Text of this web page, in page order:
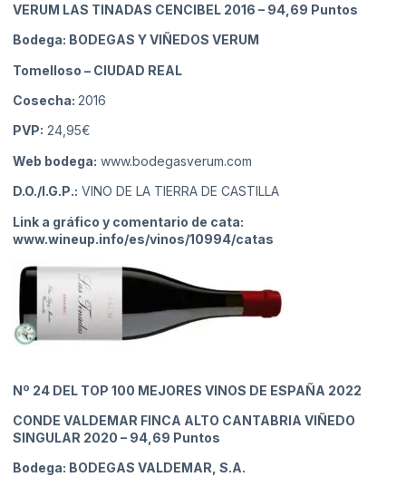
VERUM LAS TINADAS CENCIBEL 2016 – 94,69 Puntos
Bodega: BODEGAS Y VIÑEDOS VERUM
Tomelloso – CIUDAD REAL
Cosecha: 2016
PVP: 24,95€
Web bodega: www.bodegasverum.com
D.O./I.G.P.: VINO DE LA TIERRA DE CASTILLA
Link a gráfico y comentario de cata:
www.wineup.info/es/vinos/10994/catas
Nº 24 DEL TOP 100 MEJORES VINOS DE ESPAÑA 2022
CONDE VALDEMAR FINCA ALTO CANTABRIA VIÑEDO
SINGULAR 2020 – 94,69 Puntos
Bodega: BODEGAS VALDEMAR, S.A.